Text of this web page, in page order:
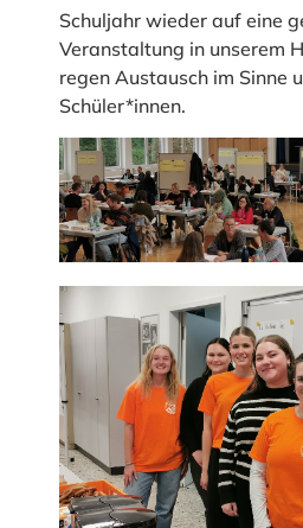
Schuljahr wieder auf eine
Veranstaltung in unserem
regen Austausch im Sinne
Schüler*innen.